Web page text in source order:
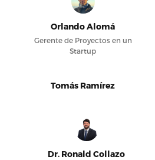
Orlando Alomá
Gerente de Proyectos en un
Startup
Tomás Ramírez
Dr. Ronald Collazo